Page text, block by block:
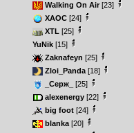
Walking On Air [23]
XAOC [24]
XTL [25]
YuNik [15]
Zaknafeyn [25]
Zloi_Panda [18]
_Серж_
[25]
alexenergy [22]
big foot [24]
blanka [20]